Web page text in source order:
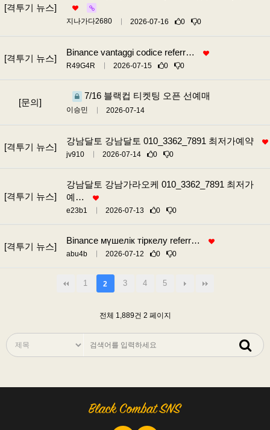
[격투기 뉴스]
지나가다2680 2026-07-16 0 0
[격투기 뉴스]
Binance vantaggi codice referr…
R49G4R 2026-07-15 0 0
[문의]
7/16 블랙컵 티켓팅 오픈 선예매
이승민 2026-07-14
[격투기 뉴스]
강남달토 강남달토 010_3362_7891 최저가예약
jv910 2026-07-14 0 0
[격투기 뉴스]
강남달토 강남가라오케 010_3362_7891 최저가
예…
e23b1 2026-07-13 0 0
[격투기 뉴스]
Binance мүшелік тіркелу referr…
abu4b 2026-07-12 0 0
1 2 3 4 5
전체 1,889건 2 페이지